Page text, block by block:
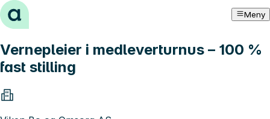
Hopp til innhold Meny
Vernepleier i medleverturnus – 100 %
fast stilling